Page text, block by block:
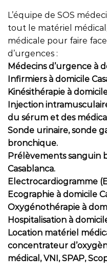
L’équipe de SOS
tout le matériel
médicale pour faire
d’urgences :
Médecins d’urgence à
Infirmiers à domicile
Kinésithérapie à
Injection
du sérum et des
Sonde urinaire, sonde
bronchique.
Prélèvements sanguin
Casablanca.
Electrocardiogramme
Ecographie à domicile
Oxygénothérapie à
Hospitalisation à
Location matériel
concentrateur
médical, VNI, SPAP,